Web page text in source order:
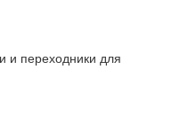
и переходники для